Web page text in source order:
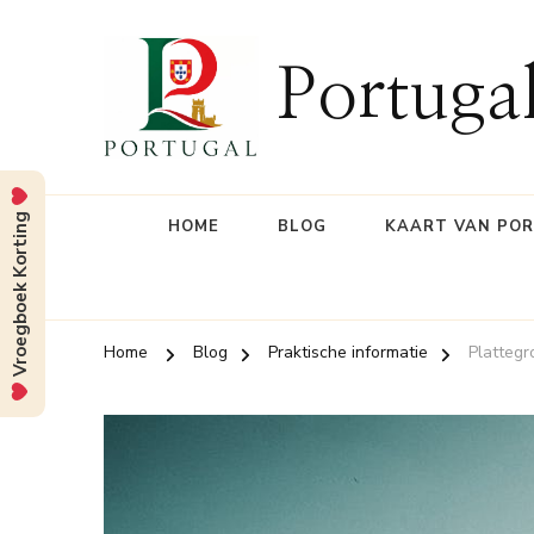
HOME BLOG KAART VAN
Home Blog Praktische informatie
Vroegboek Korting